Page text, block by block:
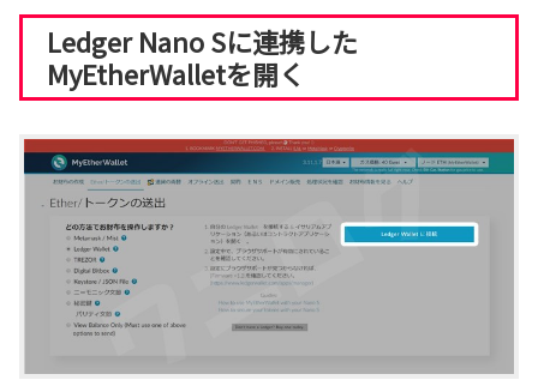
Ledger Nano Sに連携した
MyEtherWalletを開く